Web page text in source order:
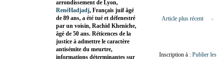
Article plus récent
Inscription à : Publier
arrondissement de Lyon,
RenéHadjadj, Français juif âgé
de 89 ans, a été tué et défenestré
par un voisin, Rachid Kheniche,
âgé de 50 ans. Réticences de la
justice à admettre le caractère
antisémite du meurtre,
informations déterminantes sur